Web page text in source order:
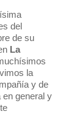
del
de su
La
la
y de
general y